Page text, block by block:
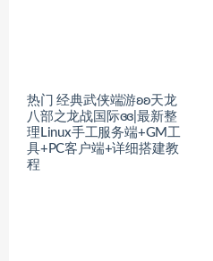
热门 经典武侠端游ʚʚ天龙
八部之龙战国际ɞɞ|最新整
理Linux手工服务端+GM工
具+PC客户端+详细搭建教
程